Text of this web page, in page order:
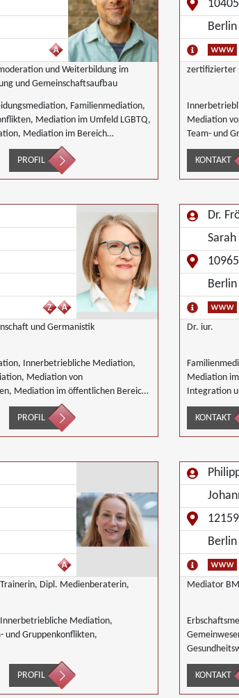
und Weiterbildung im
und Gemeinschaftsaufbau
Familienmediation,
Mediation im Umfeld LGBTQ,
Mediation im Bereich
Innerbetriebliche Mediation,
Mediation von
Mediation bei
Team- und Gruppenkonflikten,
Mediation in
Nachbarschaftsmediation,
PROFIL
10405
Berlin
zertifizierter
Mediation
Team- und
KONTAKT
und Germanistik
Innerbetriebliche Mediation,
Mediation von
Mediation im öffentlichen Bereich,
und Gruppenkonflikten,
Schulmediation
PROFIL
Dr.
Sarah
10965
Berlin
Dr. iur.
Mediation
Integration
Mediation im
und
KONTAKT
Dipl. Medienberaterin,
Mediation,
und Gruppenkonflikten,
PROFIL
12159
Berlin
Mediator
Mediation
Bereich,
KONTAKT